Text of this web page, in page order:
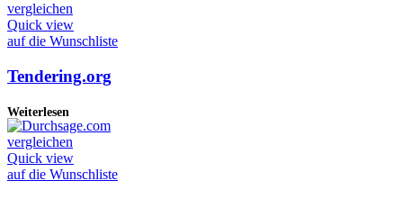
vergleichen
Quick view
auf die Wunschliste
Tendering.org
Weiterlesen
vergleichen
Quick view
auf die Wunschliste